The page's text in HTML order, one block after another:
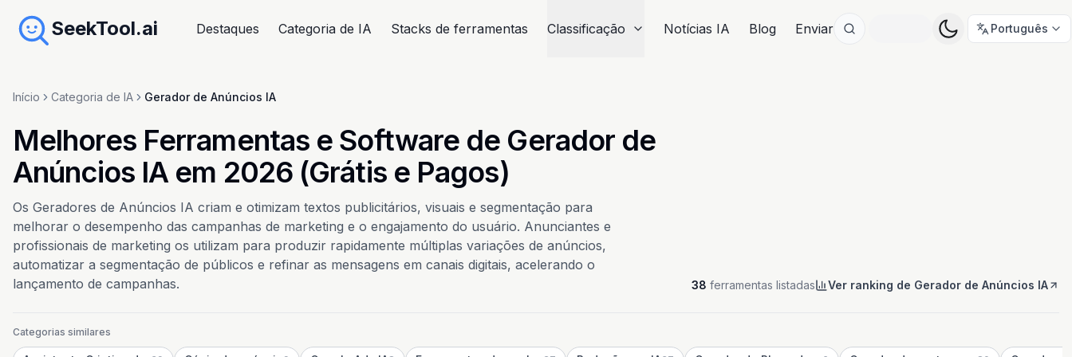
SeekTool.ai Destaques Categoria de IA Stacks de ferramentas Classificação Notícias IA Blog Enviar Português
Início Categoria de IA Gerador de Anúncios IA
Melhores Ferramentas e Software de Gerador de
Anúncios IA em 2026 (Grátis e Pagos)
Os Geradores de Anúncios IA criam e otimizam textos publicitários, visuais e segmentação para
melhorar o desempenho das campanhas de marketing e o engajamento do usuário. Anunciantes e
profissionais de marketing os utilizam para produzir rapidamente múltiplas variações de anúncios,
automatizar a segmentação de públicos e refinar as mensagens em canais digitais, acelerando o
lançamento de campanhas.
38 ferramentas listadas Ver ranking de Gerador de Anúncios IA
Categorias similares